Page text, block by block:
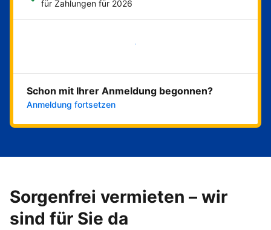
für Zahlungen für 2026
Jetzt loslegen
Schon mit Ihrer Anmeldung begonnen?
Anmeldung fortsetzen
Sorgenfrei vermieten – wir
sind für Sie da